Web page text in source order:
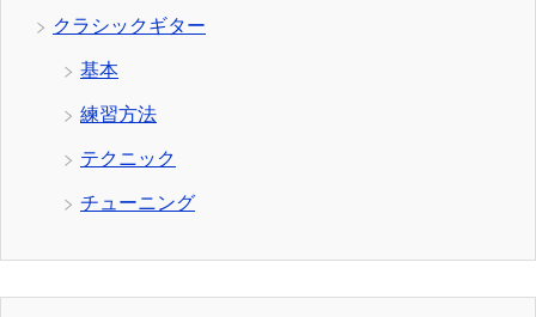
クラシックギター
基本
練習方法
テクニック
チューニング